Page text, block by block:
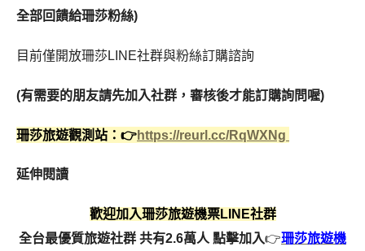
全部回饋給珊莎粉絲)
目前僅開放珊莎LINE社群與粉絲訂購諮詢
(有需要的朋友請先加入社群，審核後才能訂購詢問喔)
珊莎旅遊觀測站：👉https://reurl.cc/RqWXNg
延伸閱讀
歡迎加入珊莎旅遊機票LINE社群
全台最優質旅遊社群 共有2.6萬人 點擊加入👉珊莎旅遊機